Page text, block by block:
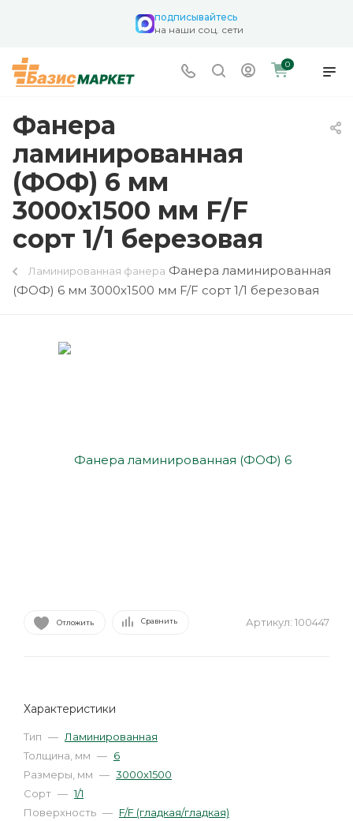
подписывайтесь
на наши соц. сети
0
Фанера
ламинированная
(ФОФ) 6 мм
3000х1500 мм F/F
сорт 1/1 березовая
Ламинированная фанера Фанера ламинированная
(ФОФ) 6 мм 3000х1500 мм F/F сорт 1/1 березовая
Отложить Сравнить Артикул: 100447
Характеристики
Тип — Ламинированная
Толщина, мм — 6
Размеры, мм — 3000х1500
Сорт — 1/1
Поверхность — F/F (гладкая/гладкая)